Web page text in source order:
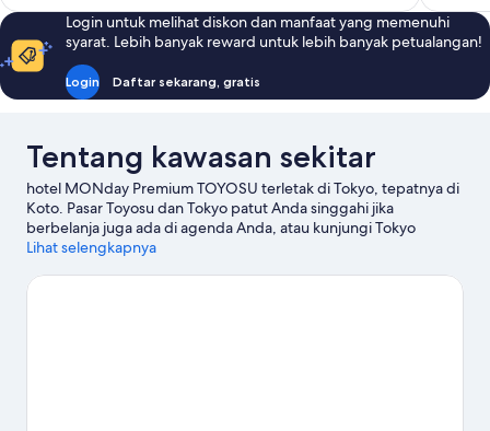
Login untuk melihat diskon dan manfaat yang memenuhi
syarat. Lebih banyak reward untuk lebih banyak petualangan!
Login Daftar sekarang, gratis
Tentang kawasan sekitar
hotel MONday Premium TOYOSU terletak di Tokyo, tepatnya di
Koto. Pasar Toyosu dan Tokyo patut Anda singgahi jika
berbelanja juga ada di agenda Anda, atau kunjungi Tokyo
Disney Resort® dan Disneyland® Tokyo jika ingin menikmati
Tokyo DisneySea&reg; dan Taman Nasional Shinjuku Gyoen.
Lihat selengkapnya